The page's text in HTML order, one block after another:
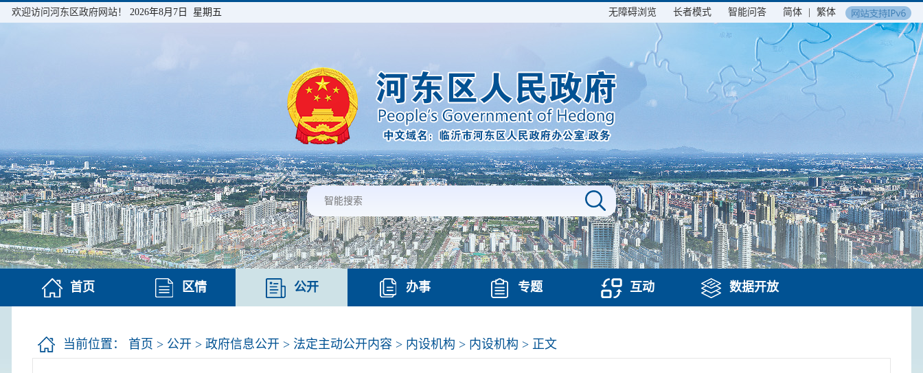
欢迎访问河东区政府网站！ 2026年8月7日 星期五 无障碍浏览 长者模式 智能问答 简体 繁体
首页 区情 公开 办事 专题 互动 数据开放
当前位置： 首页 > 公开 > 政府信息公开 > 法定主动公开内容 > 内设机构 > 内设机构 > 正文